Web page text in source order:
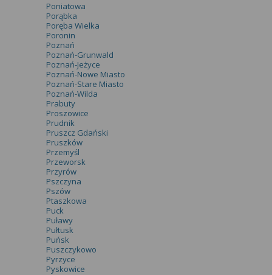
Poniatowa
Porąbka
Poręba Wielka
Poronin
Poznań
Poznań-Grunwald
Poznań-Jeżyce
Poznań-Nowe Miasto
Poznań-Stare Miasto
Poznań-Wilda
Prabuty
Proszowice
Prudnik
Pruszcz Gdański
Pruszków
Przemyśl
Przeworsk
Przyrów
Pszczyna
Pszów
Ptaszkowa
Puck
Puławy
Pułtusk
Puńsk
Puszczykowo
Pyrzyce
Pyskowice